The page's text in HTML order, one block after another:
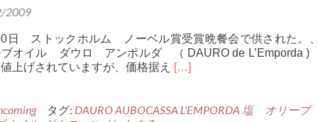
2009
日 ストックホルム ノーベル賞受賞晩餐会で供された
ブオイル ダウロ アンポルダ （ DAURO de L’Emporda
上げされていますが、価格据え Read
Harvested
[…]
タグ: DAURO AUBOCASSA L'EMPORDA 塩 オリー